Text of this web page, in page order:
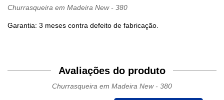
Churrasqueira em Madeira New - 380
Garantia: 3 meses contra defeito de fabricação.
Avaliações do produto
Churrasqueira em Madeira New - 380